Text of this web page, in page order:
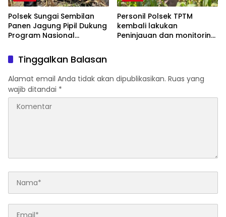
Polsek Sungai Sembilan
Panen Jagung Pipil Dukung
Program Nasional
II Tahun 2026
Personil Polsek TPTM
kembali lakukan
Peninjauan dan monitoring
Tinggalkan Balasan
Alamat email Anda tidak akan dipublikasikan. Ruas yang
wajib ditandai *